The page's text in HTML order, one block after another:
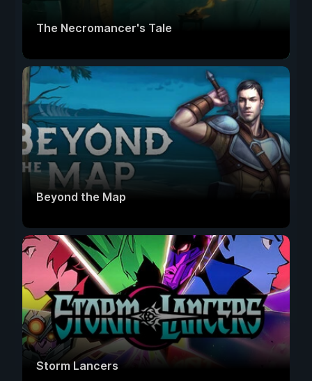
The Necromancer's Tale
Beyond the Map
Storm Lancers